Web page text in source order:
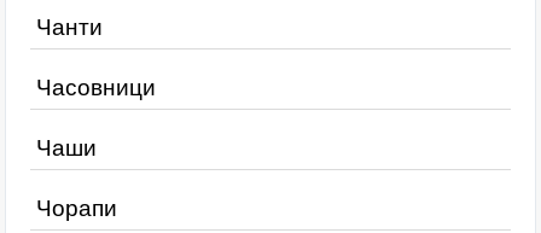
Чанти
Часовници
Чаши
Чорапи